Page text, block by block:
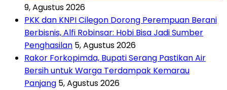
9, Agustus 2026
PKK dan KNPI Cilegon Dorong Perempuan Berani
Berbisnis, Alfi Robinsar: Hobi Bisa Jadi Sumber
Penghasilan 5, Agustus 2026
Rakor Forkopimda, Bupati Serang Pastikan Air
Bersih untuk Warga Terdampak Kemarau
Panjang 5, Agustus 2026